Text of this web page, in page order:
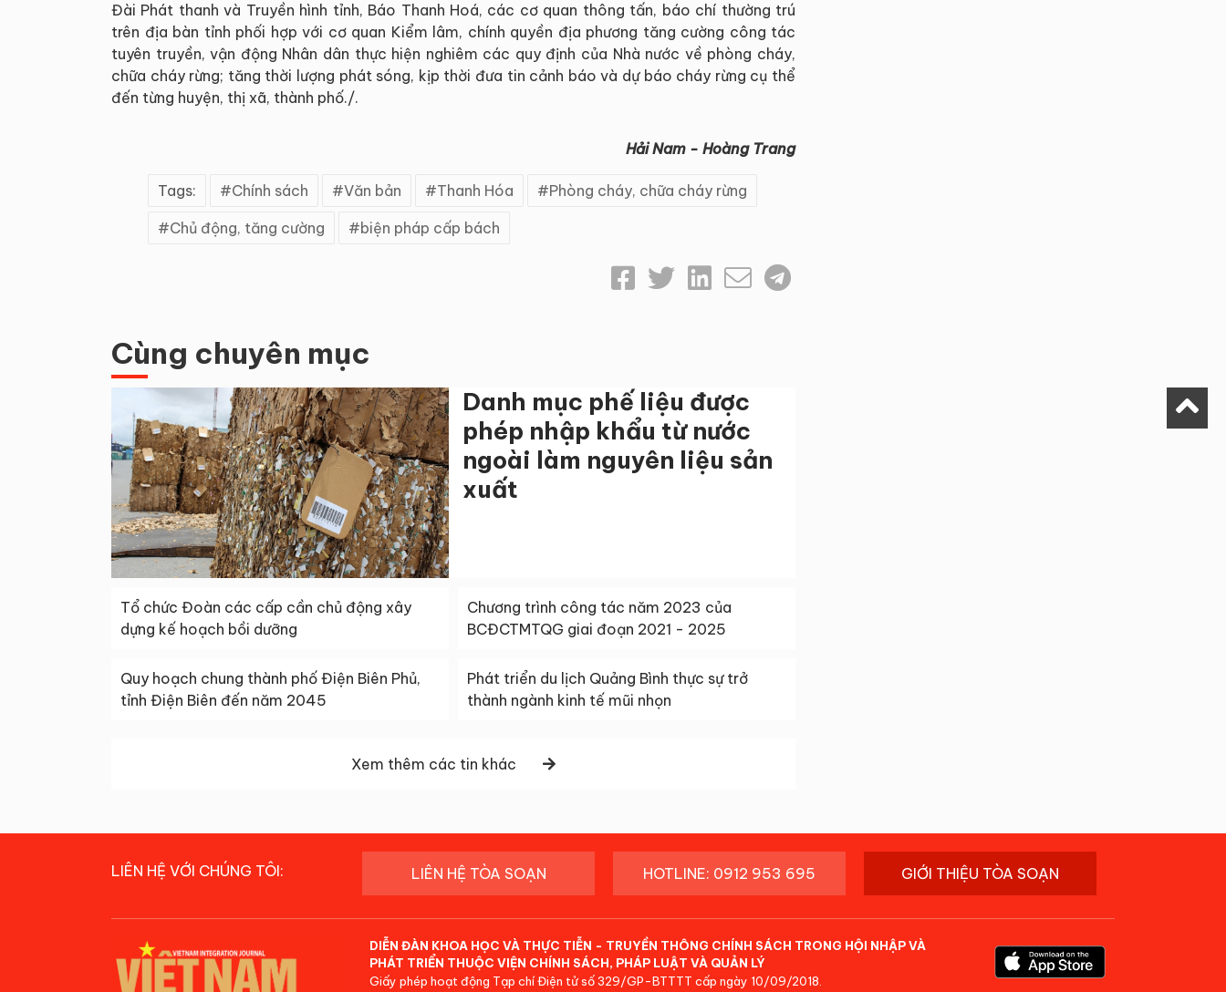
Đài Phát thanh và Truyền hình tỉnh, Báo Thanh Hoá, các cơ quan thông tấn, báo chí thường trú
trên địa bàn tỉnh phối hợp với cơ quan Kiểm lâm, chính quyền địa phương tăng cường công tác
tuyên truyền, vận động Nhân dân thực hiện nghiêm các quy định của Nhà nước về phòng cháy,
chữa cháy rừng; tăng thời lượng phát sóng, kịp thời đưa tin cảnh báo và dự báo cháy rừng cụ thể
đến từng huyện, thị xã, thành phố./.
Hải Nam - Hoàng Trang
Tags: Chính sách Văn bản Thanh Hóa Phòng cháy, chữa cháy rừng
Chủ động, tăng cường biện pháp cấp bách
Cùng chuyên mục
Danh mục phế liệu được
phép nhập khẩu từ nước
ngoài làm nguyên liệu sản
xuất
Tổ chức Đoàn các cấp cần chủ động xây
dựng kế hoạch bồi dưỡng
Chương trình công tác năm 2023 của
BCĐCTMTQG giai đoạn 2021 - 2025
Quy hoạch chung thành phố Điện Biên Phủ,
tỉnh Điện Biên đến năm 2045
Phát triển du lịch Quảng Bình thực sự trở
thành ngành kinh tế mũi nhọn
Xem thêm các tin khác
LIÊN HỆ VỚI CHÚNG TÔI: LIÊN HỆ TÒA SOẠN HOTLINE: 0912 953 695 GIỚI THIỆU TÒA SOẠN
DIỄN ĐÀN KHOA HỌC VÀ THỰC TIỄN - TRUYỀN THÔNG CHÍNH SÁCH TRONG HỘI NHẬP VÀ
PHÁT TRIỂN THUỘC VIỆN CHÍNH SÁCH, PHÁP LUẬT VÀ QUẢN LÝ
Giấy phép hoạt động Tạp chí Điện tử số 329/GP-BTTTT cấp ngày 10/09/2018.